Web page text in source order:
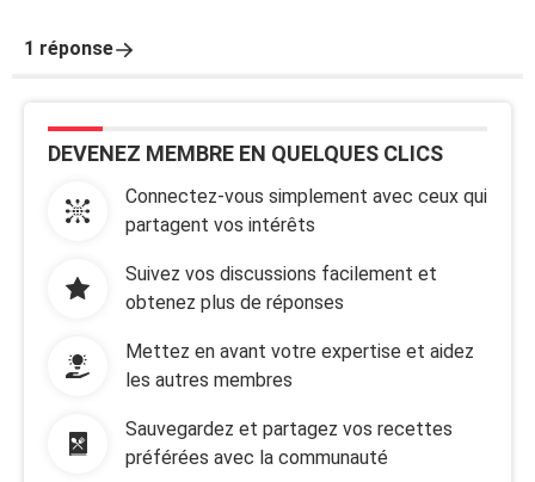
1 réponse
DEVENEZ MEMBRE EN QUELQUES CLICS
Connectez-vous simplement avec ceux qui
partagent vos intérêts
Suivez vos discussions facilement et
obtenez plus de réponses
Mettez en avant votre expertise et aidez
les autres membres
Sauvegardez et partagez vos recettes
préférées avec la communauté